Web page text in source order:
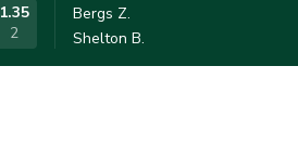
1.35
2
Bergs Z.
Shelton B.